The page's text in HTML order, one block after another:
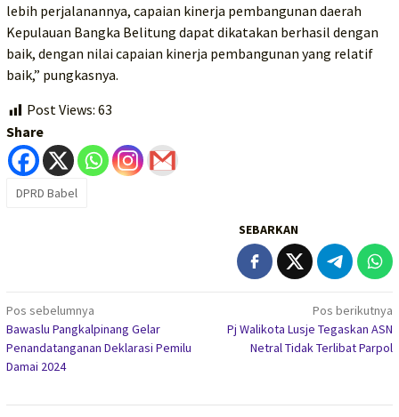
lebih perjalanannya, capaian kinerja pembangunan daerah
Kepulauan Bangka Belitung dapat dikatakan berhasil dengan
baik, dengan nilai capaian kinerja pembangunan yang relatif
baik,” pungkasnya.
Post Views: 63
Share
DPRD Babel
SEBARKAN
Navigasi
pos
Pos sebelumnya
Bawaslu Pangkalpinang Gelar
Penandatanganan Deklarasi Pemilu
Damai 2024
Pos berikutnya
Pj Walikota Lusje Tegaskan ASN
Netral Tidak Terlibat Parpol